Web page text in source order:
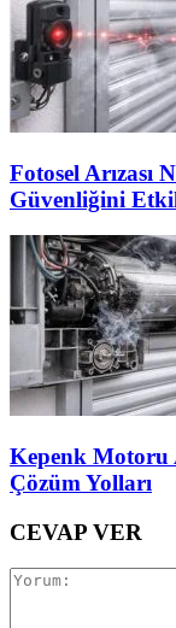
Fotosel Arızası
Güvenliğini
Kepenk Motoru
Çözüm Yolları
CEVAP VER